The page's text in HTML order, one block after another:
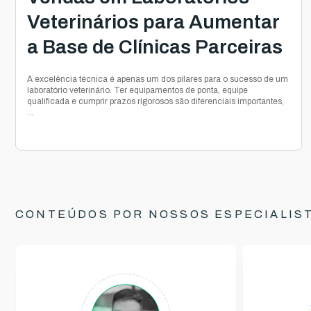
Veterinários para Aumentar
a Base de Clínicas Parceiras
A excelência técnica é apenas um dos pilares para o sucesso de um
laboratório veterinário. Ter equipamentos de ponta, equipe
qualificada e cumprir prazos rigorosos são diferenciais importantes,
...
CONTEÚDOS POR NOSSOS